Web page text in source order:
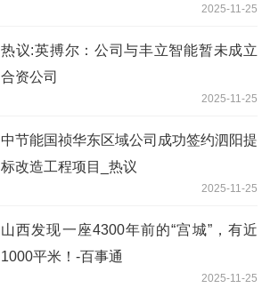
2025-11-25
热议:英搏尔：公司与丰立智能暂未成立
合资公司
2025-11-25
中节能国祯华东区域公司成功签约泗阳提
标改造工程项目_热议
2025-11-25
山西发现一座4300年前的“宫城”，有近
1000平米！-百事通
2025-11-25